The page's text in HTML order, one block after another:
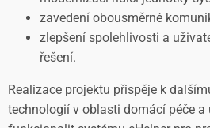
zavedení obousměrné
zlepšení spolehlivosti a
řešení.
Realizace projektu přispěje k
technologií v oblasti domácí péče a